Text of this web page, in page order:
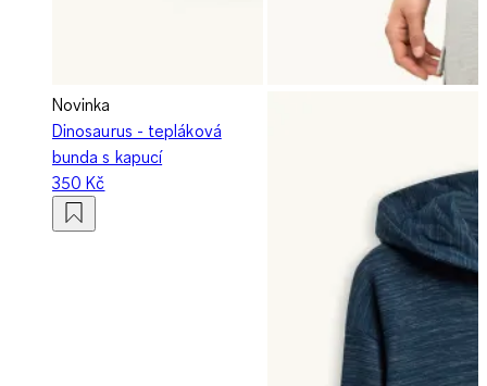
Novinka
Dinosaurus - tepláková
bunda s kapucí
350 Kč